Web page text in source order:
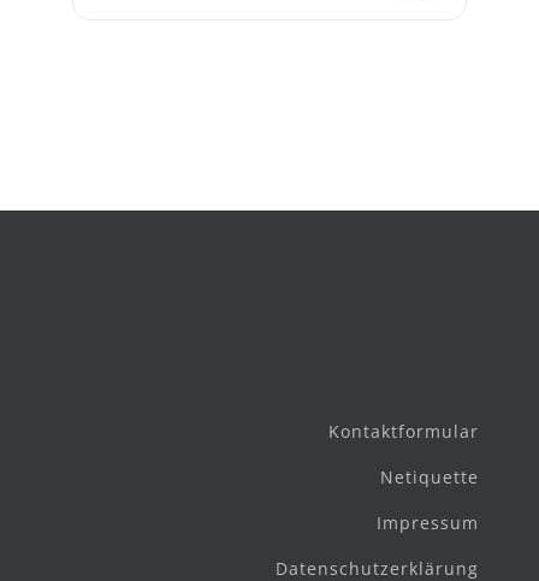
Kontaktformular
Netiquette
Impressum
Datenschutzerklärung